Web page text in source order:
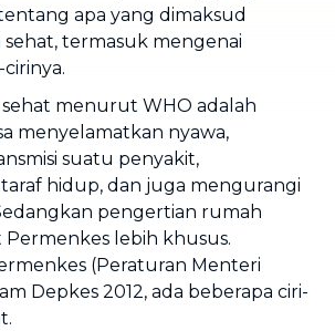
apa yang dimaksud
termasuk mengenai
menurut WHO adalah
menyelamatkan nyawa,
suatu penyakit,
hidup, dan juga mengurangi
pengertian rumah
lebih khusus.
(Peraturan Menteri
Depkes 2012, ada beberapa ciri-